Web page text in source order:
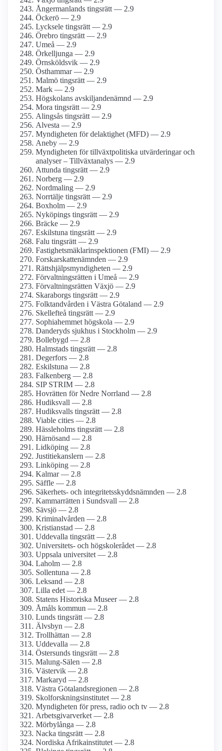
Ångermanlands tingsrätt — 2.9
Öckerö — 2.9
Lycksele tingsrätt — 2.9
Örebro tingsrätt — 2.9
Umeå — 2.9
Örkelljunga — 2.9
Örnsköldsvik — 2.9
Östhammar — 2.9
Malmö tingsrätt — 2.9
Mark — 2.9
Högskolans avskiljandenämnd — 2.9
Mora tingsrätt — 2.9
Alingsås tingsrätt — 2.9
Alvesta — 2.9
Myndigheten för delaktighet (MFD) — 2.9
Aneby — 2.9
Myndigheten för tillväxtpolitiska utvärderingar och
analyser – Tillväxtanalys — 2.9
Attunda tingsrätt — 2.9
Norberg — 2.9
Nordmaling — 2.9
Norrtälje tingsrätt — 2.9
Boxholm — 2.9
Nyköpings tingsrätt — 2.9
Bräcke — 2.9
Eskilstuna tingsrätt — 2.9
Falu tingsrätt — 2.9
Fastighetsmäklarinspektionen (FMI) — 2.9
Forskarskattenämnden — 2.9
Rättshjälpsmyndigheten — 2.9
Förvaltningsrätten i Umeå — 2.9
Förvaltningsrätten Växjö — 2.9
Skaraborgs tingsrätt — 2.9
Folktandvården i Västra Götaland — 2.9
Skellefteå tingsrätt — 2.9
Sophiahemmet högskola — 2.9
Danderyds sjukhus i Stockholm — 2.9
Bollebygd — 2.8
Halmstads tingsrätt — 2.8
Degerfors — 2.8
Eskilstuna — 2.8
Falkenberg — 2.8
SIP STRIM — 2.8
Hovrätten för Nedre Norrland — 2.8
Hudiksvall — 2.8
Hudiksvalls tingsrätt — 2.8
Viable cities — 2.8
Hässleholms tingsrätt — 2.8
Härnösand — 2.8
Lidköping — 2.8
Justitiekanslern — 2.8
Linköping — 2.8
Kalmar — 2.8
Säffle — 2.8
Säkerhets- och integritetsskyddsnämnden — 2.8
Kammarrätten i Sundsvall — 2.8
Sävsjö — 2.8
Kriminalvården — 2.8
Kristianstad — 2.8
Uddevalla tingsrätt — 2.8
Universitets- och högskolerådet — 2.8
Uppsala universitet — 2.8
Laholm — 2.8
Sollentuna — 2.8
Leksand — 2.8
Lilla edet — 2.8
Statens Historiska Museer — 2.8
Åmåls kommun — 2.8
Lunds tingsrätt — 2.8
Älvsbyn — 2.8
Trollhättan — 2.8
Uddevalla — 2.8
Östersunds tingsrätt — 2.8
Malung-Sälen — 2.8
Västervik — 2.8
Markaryd — 2.8
Västra Götalandsregionen — 2.8
Skolforskningsinstitutet — 2.8
Myndigheten för press, radio och tv — 2.8
Arbetsgivarverket — 2.8
Mörbylånga — 2.8
Nacka tingsrätt — 2.8
Nordiska Afrikainstitutet — 2.8